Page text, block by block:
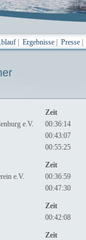
Ergebnisse Presse
Zeit
e.V. 00:36:14
00:43:07
00:55:25
Zeit
e.V. 00:36:59
00:47:30
Zeit
00:42:08
Zeit